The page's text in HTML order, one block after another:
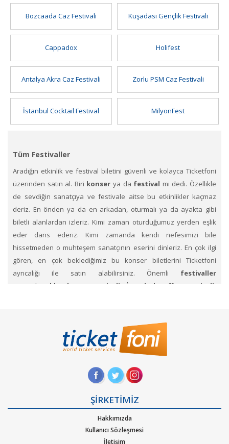
Bozcaada Caz Festivali Kuşadası Gençlik Festivali
Cappadox Holifest
Antalya Akra Caz Festivali Zorlu PSM Caz Festivali
İstanbul Cocktail Festival MilyonFest
Tüm Festivaller
Aradığın etkinlik ve festival biletini güvenli ve kolayca Ticketfoni
üzerinden satın al. Biri konser ya da festival mi dedi. Özellikle
de sevdiğin sanatçıya ve festivale aitse bu etkinlikler kaçmaz
deriz. En önden ya da en arkadan, oturmalı ya da ayakta gibi
biletli alanlardan izleriz. Kimi zaman oturduğumuz yerden eşlik
eder dans ederiz. Kimi zamanda kendi nefesimizi bile
hissetmeden o muhteşem sanatçının eserini dinleriz. En çok ilgi
gören, en çok beklediğimiz bu konser biletlerini Ticketfoni
ayrıcalığı ile satın alabilirsiniz. Önemli festivaller
arasında
Akbank Caz Festivali, İstanbul Coffee Festivali,
Antalya Akra Caz Festivali, Zorlu PSM Caz Festivali
i Ticketfoni üzerinden satın alabilirsiniz. Konser, sahne
festival kategorilerine ait etkinliklerin biletlerini sayfamız
üzerinden satın alabilirsin. Profil sayfanızda biletin ne şekilde
yapacağımız bildirimlerle haberdar edeceğiz.
Tüm festival etkinlik biletleri satın al
pek çok sanatçının ve müzik gruplarının konserlerine, müzik
ŞİRKETİMİZ
Hakkımızda
Kullanıcı Sözleşmesi
İletişim